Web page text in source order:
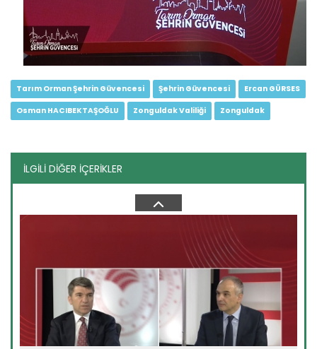
Tarım Orman Şehrin Güvencesi Şehrin Güvencesi Ercan GÜRSES
Osman HACIBEKTAŞOĞLU Zonguldak Valiliği Zonguldak
İLGİLİ DİĞER İÇERİKLER
Tarım Orman Şehrin Güvencesi...
Devamını Oku ->
Tarım Orman Şehrin Güvencesi...